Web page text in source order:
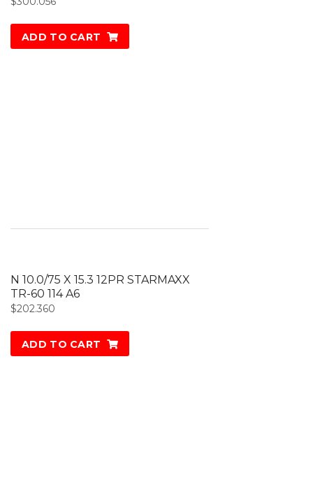
ADD TO CART
N 10.0/75 X 15.3 12PR STARMAXX
TR-60 114 A6
$202.360
ADD TO CART